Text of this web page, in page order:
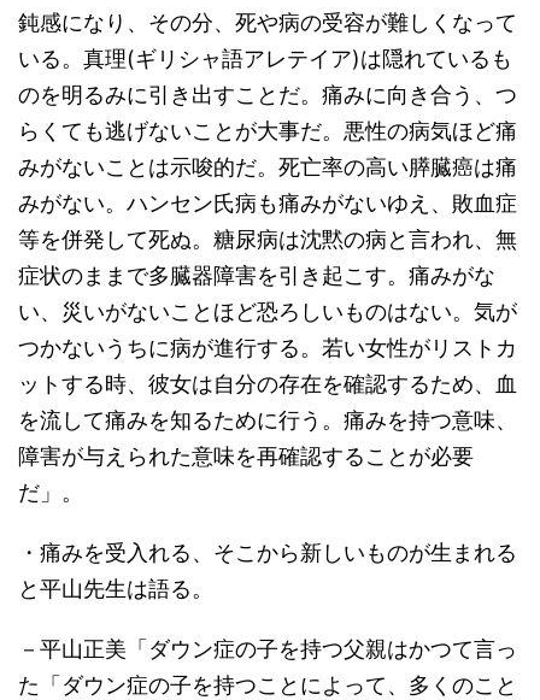
鈍感になり、その分、死や病の受容が難しくなって
いる。真理(ギリシャ語アレテイア)は隠れているも
のを明るみに引き出すことだ。痛みに向き合う、つ
らくても逃げないことが大事だ。悪性の病気ほど痛
みがないことは示唆的だ。死亡率の高い膵臓癌は痛
みがない。ハンセン氏病も痛みがないゆえ、敗血症
等を併発して死ぬ。糖尿病は沈黙の病と言われ、無
症状のままで多臓器障害を引き起こす。痛みがな
い、災いがないことほど恐ろしいものはない。気が
つかないうちに病が進行する。若い女性がリストカ
ットする時、彼女は自分の存在を確認するため、血
を流して痛みを知るために行う。痛みを持つ意味、
障害が与えられた意味を再確認することが必要
だ」。
・痛みを受入れる、そこから新しいものが生まれる
と平山先生は語る。
－平山正美「ダウン症の子を持つ父親はかつて言っ
た「ダウン症の子を持つことによって、多くのこと